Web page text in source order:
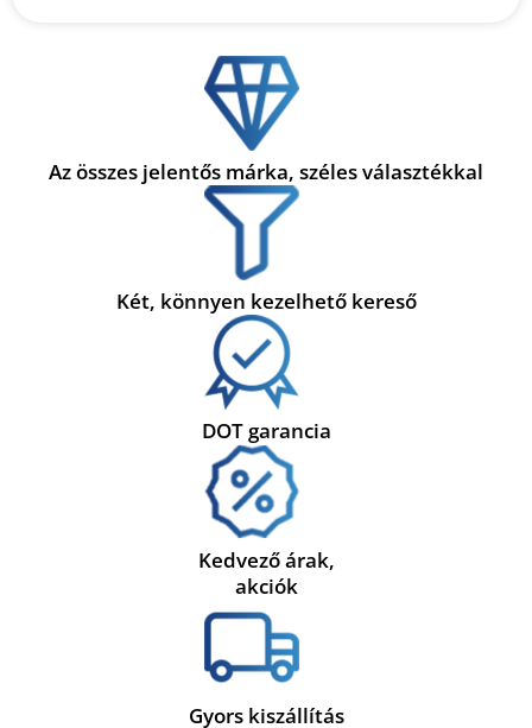
Az összes jelentős márka, széles választékkal
Két, könnyen kezelhető kereső
DOT garancia
Kedvező árak,
akciók
Gyors kiszállítás